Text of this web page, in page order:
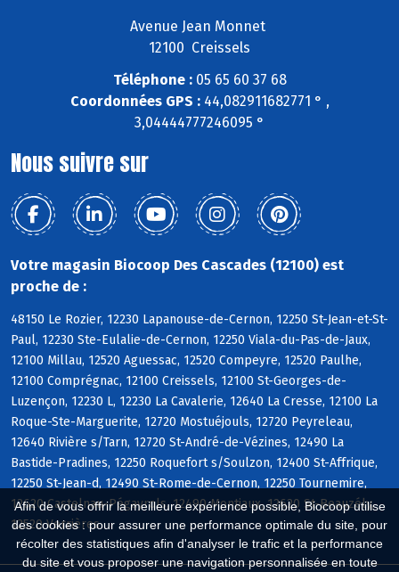
Afin de vous offrir la meilleure expérience possible, Biocoop utilise
des cookies : pour assurer une performance optimale du site, pour
récolter des statistiques afin d'analyser le trafic et la performance
du site et vous proposer une navigation personnalisée en toute
Avenue Jean Monnet
12100 Creissels
Téléphone :05 65 60 37 68
Coordonnées GPS :44,082911682771 ° ,
3,04444777246095 °
Nous suivre sur
Votre magasin Biocoop Des Cascades (12100) est
proche de :
48150 Le Rozier, 12230 Lapanouse-de-Cernon, 12250 St-Jean-et-St-
Paul, 12230 Ste-Eulalie-de-Cernon, 12250 Viala-du-Pas-de-Jaux,
12100 Millau, 12520 Aguessac, 12520 Compeyre, 12520 Paulhe,
12100 Comprégnac, 12100 Creissels, 12100 St-Georges-de-
Luzençon, 12230 L, 12230 La Cavalerie, 12640 La Cresse, 12100 La
Roque-Ste-Marguerite, 12720 Mostuéjouls, 12720 Peyreleau,
12640 Rivière s/Tarn, 12720 St-André-de-Vézines, 12490 La
Bastide-Pradines, 12250 Roquefort s/Soulzon, 12400 St-Affrique,
12250 St-Jean-d, 12490 St-Rome-de-Cernon, 12250 Tournemire,
12620 Castelnau-Pégayrols, 12490 Montjaux, 12620 St-Beauzély,
12520 Verrières